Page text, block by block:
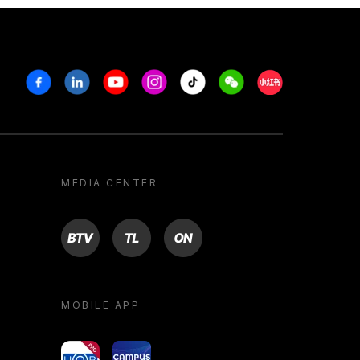
FacebookLinkedinYoutubeInstagram
Tiktok WeechatXiaohongshu/
MEDIA CENTER
BTV TL ON
MOBILE APP
yoU@B Campus VR